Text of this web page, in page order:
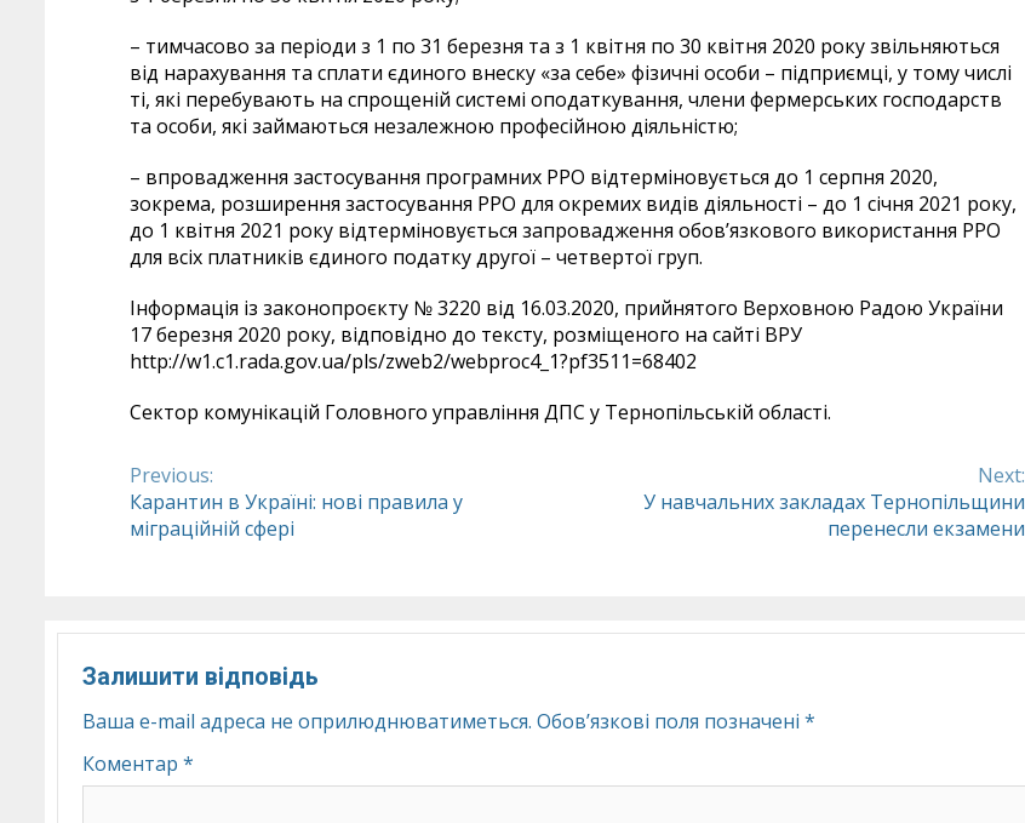
– тимчасово за періоди з 1 по 31 березня та з 1 квітня по 30 квітня 2020 року звільняються
від нарахування та сплати єдиного внеску «за себе» фізичні особи – підприємці, у тому числі
ті, які перебувають на спрощеній системі оподаткування, члени фермерських господарств
та особи, які займаються незалежною професійною діяльністю;
– впровадження застосування програмних РРО відтерміновується до 1 серпня 2020,
зокрема, розширення застосування РРО для окремих видів діяльності – до 1 січня 2021 року,
до 1 квітня 2021 року відтерміновується запровадження обов’язкового використання РРО
для всіх платників єдиного податку другої – четвертої груп.
Інформація із законопроєкту № 3220 від 16.03.2020, прийнятого Верховною Радою України
17 березня 2020 року, відповідно до тексту, розміщеного на сайті ВРУ
http://w1.c1.rada.gov.ua/pls/zweb2/webproc4_1?pf3511=68402
Сектор комунікацій Головного управління ДПС у Тернопільській області.
Continue
Reading
Previous:
Карантин в Україні: нові правила у
міграційній сфері
Next:
У навчальних закладах Тернопільщини
перенесли екзамени
Залишити відповідь
Ваша e-mail адреса не оприлюднюватиметься. Обов’язкові поля позначені *
Коментар *